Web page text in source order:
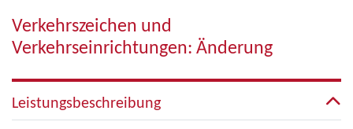
Verkehrszeichen und
Verkehrseinrichtungen: Änderung
Leistungsbeschreibung